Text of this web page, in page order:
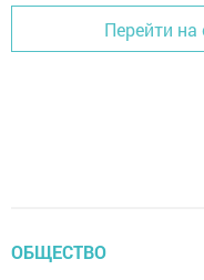
Перейти на
ОБЩЕСТВО